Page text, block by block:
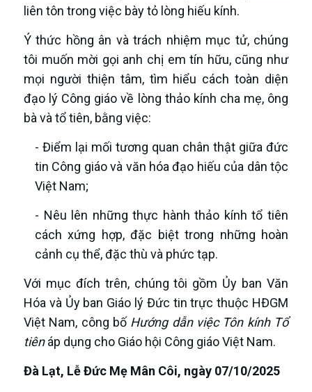
liên tôn trong việc bày tỏ lòng hiếu kính.
Ý thức hồng ân và trách nhiệm mục tử, chúng
tôi muốn mời gọi anh chị em tín hữu, cũng như
mọi người thiện tâm, tìm hiểu cách toàn diện
đạo lý Công giáo về lòng thảo kính cha mẹ, ông
bà và tổ tiên, bằng việc:
- Điểm lại mối tương quan chân thật giữa đức
tin Công giáo và văn hóa đạo hiếu của dân tộc
Việt Nam;
- Nêu lên những thực hành thảo kính tổ tiên
cách xứng hợp, đặc biệt trong những hoàn
cảnh cụ thể, đặc thù và phức tạp.
Với mục đích trên, chúng tôi gồm Ủy ban Văn
Hóa và Ủy ban Giáo lý Đức tin trực thuộc HĐGM
Việt Nam, công bố Hướng dẫn việc Tôn kính Tổ
tiênáp dụng cho Giáo hội Công giáo Việt Nam.
Đà Lạt, Lễ Đức Mẹ Mân Côi, ngày 07/10/2025